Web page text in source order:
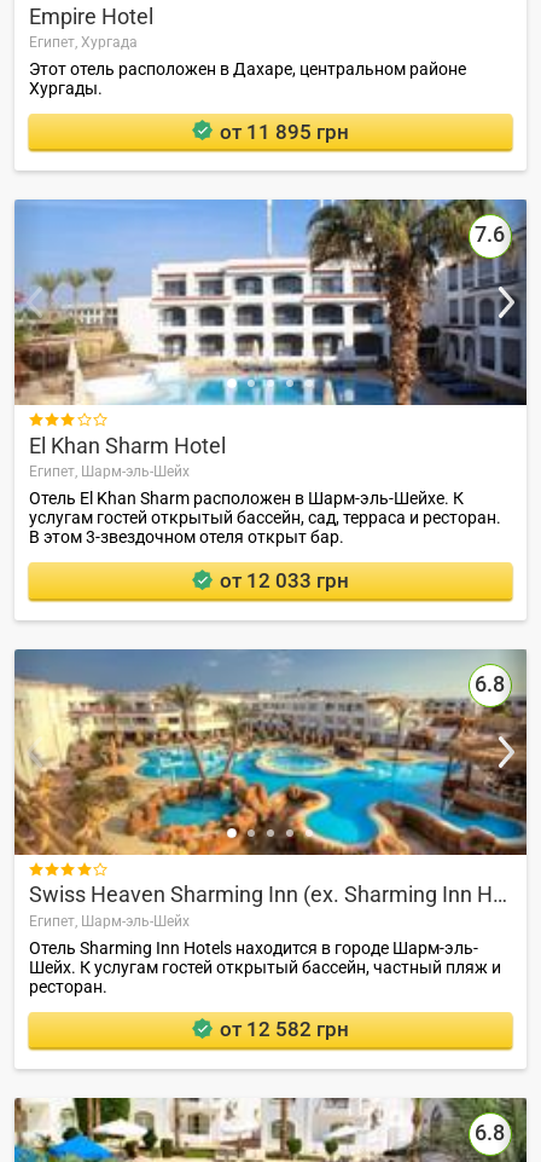
Empire Hotel
Египет, Хургада
Этот отель расположен в Дахаре, центральном районе
Хургады.
от 11 895 грн
7.6

El Khan Sharm Hotel
Египет, Шарм-эль-Шейх
Отель El Khan Sharm расположен в Шарм-эль-Шейхе. К
услугам гостей открытый бассейн, сад, терраса и ресторан.
В этом 3-звездочном отеля открыт бар.
от 12 033 грн
6.8

Swiss Heaven Sharming Inn (ex. Sharming Inn Hotel)
Египет, Шарм-эль-Шейх
Отель Sharming Inn Hotels находится в городе Шарм-эль-
Шейх. К услугам гостей открытый бассейн, частный пляж и
ресторан.
от 12 582 грн
6.8